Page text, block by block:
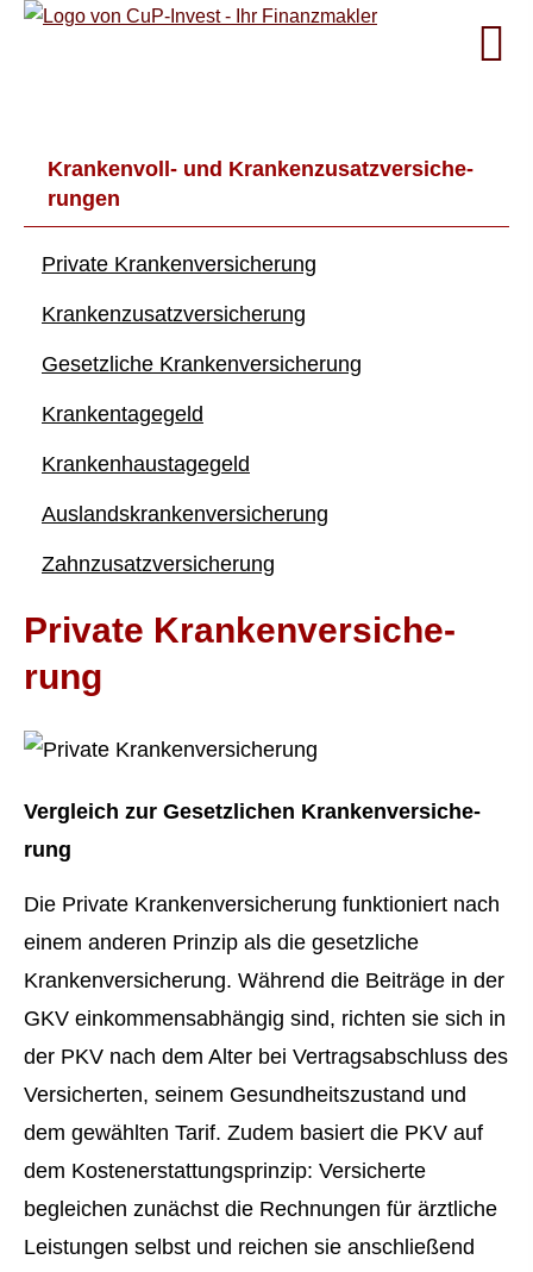
Krankenvoll- und Kranken­zusatz­ver­si­che­
rungen
Private Kranken­ver­si­che­rung
Kranken­zusatz­ver­si­che­rung
Gesetzliche Kranken­ver­si­che­rung
Krankentagegeld
Krankenhaustagegeld
Auslandskrankenversicherung
Zahn­zu­satz­ver­si­che­rung
Private Kranken­ver­si­che­
rung
Vergleich zur Gesetzlichen Kranken­ver­si­che­
rung
Die Private Kranken­ver­si­che­rung funktioniert nach
einem anderen Prinzip als die gesetzliche
Kranken­ver­si­che­rung. Während die Beiträge in der
GKV einkommensabhängig sind, richten sie sich in
der PKV nach dem Alter bei Vertragsabschluss des
Versicherten, seinem Gesundheitszustand und
dem gewählten Tarif. Zudem basiert die PKV auf
dem Kostenerstattungsprinzip: Versicherte
begleichen zunächst die Rechnungen für ärztliche
Leistungen selbst und reichen sie anschließend